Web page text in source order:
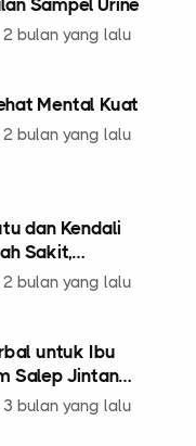
Sampel Urine
bulan yang lalu
Mental Kuat
bulan yang lalu
dan Kendali
Sakit,
Based
bulan yang lalu
untuk Ibu
Salep Jintan
sativa)
bulan yang lalu